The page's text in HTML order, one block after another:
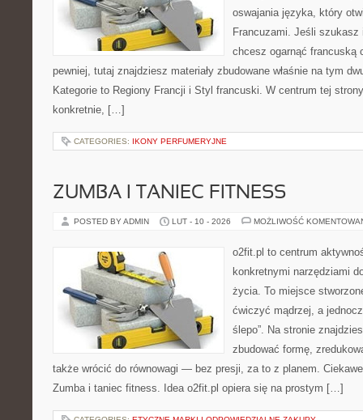
oswajania języka, który
Francuzami. Jeśli
chcesz ogarnąć francuską
pewniej, tutaj znajdziesz materiały zbudowane właśnie na tym
Kategorie to Regiony Francji i Styl francuski. W centrum tej
konkretnie, […]
CATEGORIES: IKONY PERFUMERYJNE
ZUMBA I TANIEC FITNESS
POSTED BY ADMIN LUT - 10 - 2026 MOŻLIWOŚĆ
o2fit.pl to centrum
konkretnymi narzędziami
życia. To miejsce
ćwiczyć mądrzej, a
ślepo”. Na stronie
zbudować formę,
także wrócić do równowagi — bez presji, za to z planem.
Zumba i taniec fitness. Idea o2fit.pl opiera się na prostym […]